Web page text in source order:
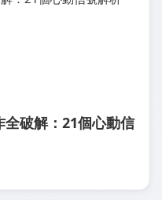
破解：21個心動信